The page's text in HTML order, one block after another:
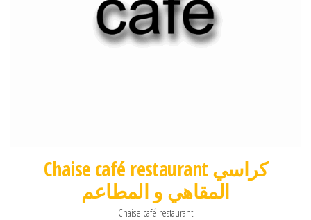
Chaise café restaurant كراسي
المقاهي و المطاعم
Chaise café restaurant